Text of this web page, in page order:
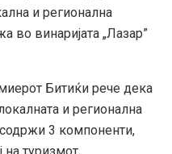
и регионална
во винаријата „Лазар”
Битиќи рече дека
и регионална
3 компоненти,